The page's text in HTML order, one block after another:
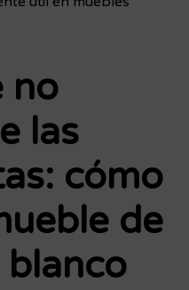
no
las
cómo
de
blanco